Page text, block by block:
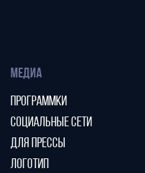
МЕДИА
ПРОГРАММКИ
СОЦИАЛЬНЫЕ СЕТИ
ДЛЯ ПРЕССЫ
ЛОГОТИП